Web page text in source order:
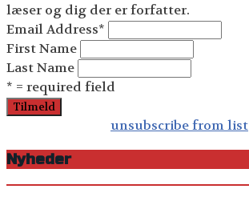
læser og dig der er forfatter.
Email Address*
First Name
Last Name
* = required field
unsubscribe from list
Nyheder